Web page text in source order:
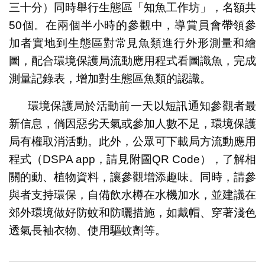
三十分）同時舉行生態區「知魚工作坊」，名額共
50個。在兩個半小時的參觀中，導賞員會帶領參
加者實地到生態區對常見魚類進行外形測量和繪
圖，配合環境保護局流動應用程式看圖識魚，完成
測量記錄表，增加對生態區魚類的認識。
環境保護局於活動前一天以短訊通知參觀者最
新信息，倘因惡劣天氣或參加人數不足，環境保護
局有權取消活動。此外，公眾可下載局方流動應用
程式（DSPA app，請見附圖QR Code），了解相
關的動、植物資料，讓參觀增添趣味。同時，請參
與者支持環保，自備飲水樽在水機加水，並建議在
郊外環境做好防蚊和防曬措施，如戴帽、穿著淺色
透氣長袖衣物、使用驅蚊劑等。